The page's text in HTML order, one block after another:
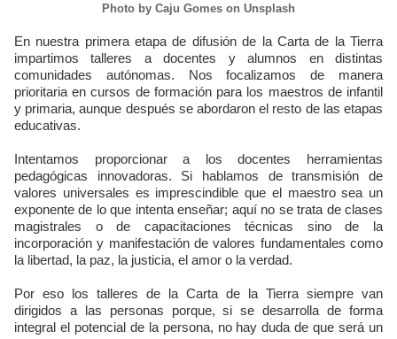
Photo by Caju Gomes on Unsplash
En nuestra primera etapa de difusión de la Carta de la Tierra
impartimos talleres a docentes y alumnos en distintas
comunidades autónomas. Nos focalizamos de manera
prioritaria en cursos de formación para los maestros de infantil
y primaria, aunque después se abordaron el resto de las etapas
educativas.
Intentamos proporcionar a los docentes herramientas
pedagógicas innovadoras. Si hablamos de transmisión de
valores universales es imprescindible que el maestro sea un
exponente de lo que intenta enseñar; aquí no se trata de clases
magistrales o de capacitaciones técnicas sino de la
incorporación y manifestación de valores fundamentales como
la libertad, la paz, la justicia, el amor o la verdad.
Por eso los talleres de la Carta de la Tierra siempre van
dirigidos a las personas porque, si se desarrolla de forma
integral el potencial de la persona, no hay duda de que será un